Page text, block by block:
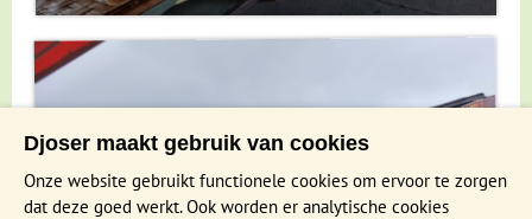
Djoser maakt gebruik van cookies
Onze website gebruikt functionele cookies om ervoor te zorgen
dat deze goed werkt. Ook worden er analytische cookies